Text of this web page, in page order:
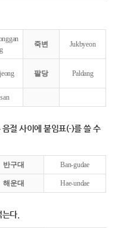
g
죽변 Jukbyeon
팔당 Paldang
절 사이에 붙임표(-)를 쓸 수
반구대 Ban-gudae
해운대 Hae-undae
다.